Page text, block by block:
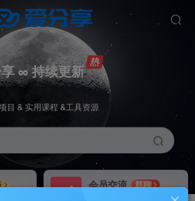
∞ 持续更新
目 & 实用课程 &工具资源
会员交流
群聊